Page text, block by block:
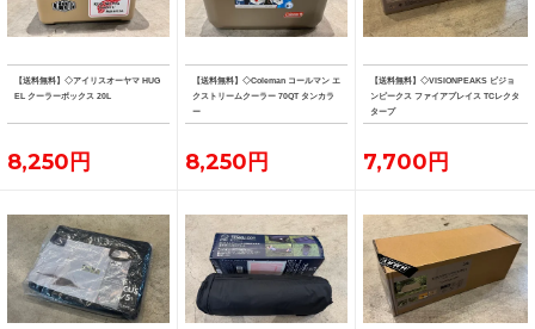
【送料無料】◇アイリスオーヤマ HUG
EL クーラーボックス 20L
8,250円
【送料無料】◇Coleman コールマン エ
クストリームクーラー 70QT タンカラ
ー
8,250円
【送料無料】◇VISIONPEAKS ビジョ
ンピークス ファイアプレイス TCレクタ
タープ
7,700円